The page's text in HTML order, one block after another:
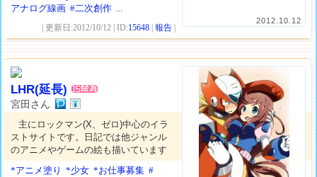
2012.10.12
アナログ線画 #二次創作 ...
| 更新日:2012/10/12 | ID:15648 |報告
LHR(延長)
宮田さん
主にロックマン(X、ゼロ)中心のイラ
ストサイトです。日記では他ジャンル
のアニメやゲームの絵も描いています
*アニメ塗り
*少女 *お仕事募集 #